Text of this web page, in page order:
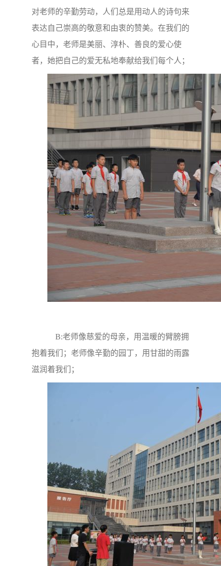
对老师的辛勤劳动，人们总是用动人的诗句来
表达自己崇高的敬意和由衷的赞美。在我们的
心目中，老师是美丽、淳朴、善良的爱心使
者，她把自己的爱无私地奉献给我们每个人；
B:老师像慈爱的母亲，用温暖的臂膀拥
抱着我们；老师像辛勤的园丁，用甘甜的雨露
滋润着我们；